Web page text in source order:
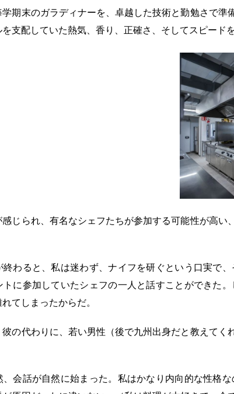
学期末のガラディナーを、卓越した技術と勤勉さで
支配していた熱気、香り、正確さ、そしてスピード
じられ、有名なシェフたちが参加する可能性が高
終わると、私は迷わず、ナイフを研ぐという口実で
トに参加していたシェフの一人と話すことができた
てしまったからだ。
彼の代わりに、若い男性（後で九州出身だと教えて
、会話が自然に始まった。私はかなり内向的な性格